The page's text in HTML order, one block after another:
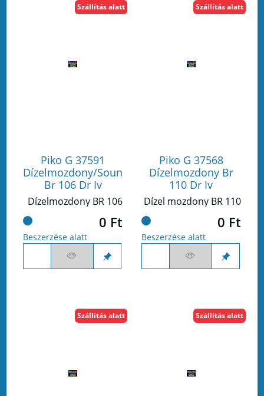
Piko G 37591
Dízelmozdony/Sound
Br 106 Dr Iv
Dízelmozdony BR 106
Szállítás alatt
0 Ft
Beszerzése alatt
Piko G 37568
Dízelmozdony Br
110 Dr Iv
Dízel mozdony BR 110
Szállítás alatt
0 Ft
Beszerzése alatt
Szállítás alatt Szállítás alatt